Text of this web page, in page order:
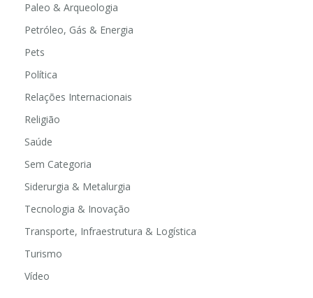
Paleo & Arqueologia
Petróleo, Gás & Energia
Pets
Política
Relações Internacionais
Religião
Saúde
Sem Categoria
Siderurgia & Metalurgia
Tecnologia & Inovação
Transporte, Infraestrutura & Logística
Turismo
Vídeo